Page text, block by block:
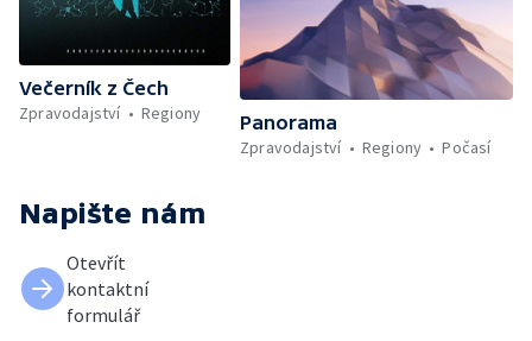
Večerník z Čech
Zpravodajství
Regiony
Panorama
Zpravodajství
Regiony Počasí
Napište nám
Otevřít
kontaktní
formulář